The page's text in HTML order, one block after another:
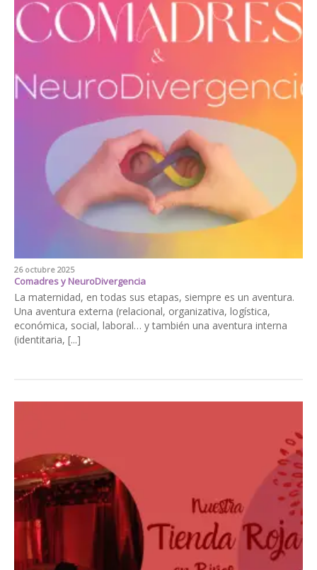
26 octubre 2025
Comadres y NeuroDivergencia
La maternidad, en todas sus etapas, siempre es un aventura.
Una aventura externa (relacional, organizativa, logística,
económica, social, laboral… y también una aventura interna
(identitaria, [...]